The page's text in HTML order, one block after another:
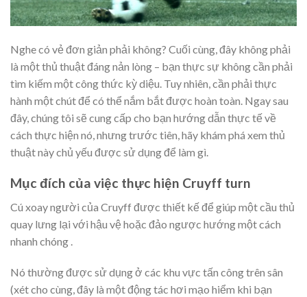
Nghe có vẻ đơn giản phải không? Cuối cùng, đây không phải
là một thủ thuật đáng nản lòng – bạn thực sự không cần phải
tìm kiếm một công thức kỳ diệu. Tuy nhiên, cần phải thực
hành một chút để có thể nắm bắt được hoàn toàn. Ngay sau
đây, chúng tôi sẽ cung cấp cho bạn hướng dẫn thực tế về
cách thực hiện nó, nhưng trước tiên, hãy khám phá xem thủ
thuật này chủ yếu được sử dụng để làm gì.
Mục đích của việc thực hiện Cruyff turn
Cú xoay người của Cruyff được thiết kế để giúp một cầu thủ
quay lưng lại với hậu vệ hoặc đảo ngược hướng một cách
nhanh chóng .
Nó thường được sử dụng ở các khu vực tấn công trên sân
(xét cho cùng, đây là một động tác hơi mạo hiểm khi bạn